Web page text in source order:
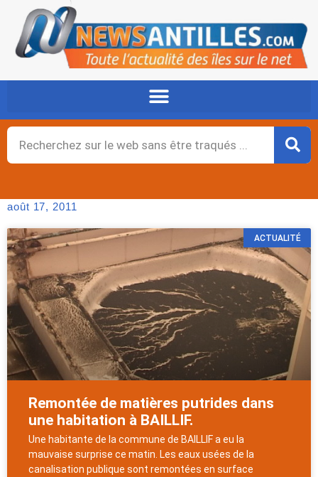
contenu
Rechercher
août 17, 2011
ACTUALITÉ
Remontée de matières putrides dans
une habitation à BAILLIF.
Une habitante de la commune de BAILLIF a eu la
mauvaise surprise ce matin. Les eaux usées de la
canalisation publique sont remontées en surface